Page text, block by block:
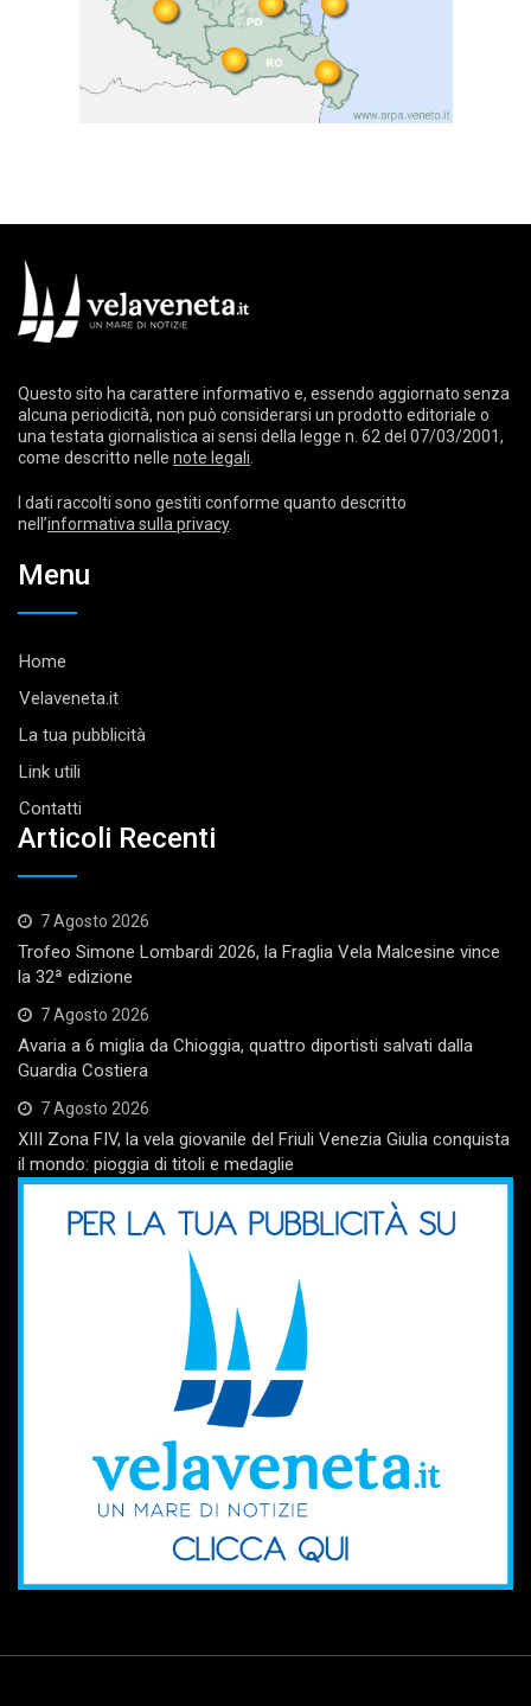
Questo sito ha carattere informativo e, essendo aggiornato senza
alcuna periodicità, non può considerarsi un prodotto editoriale o
una testata giornalistica ai sensi della legge n. 62 del 07/03/2001,
come descritto nelle note legali
I dati raccolti sono gestiti conforme quanto descritto
nell’informativa sulla privacy.
Menu
Home
Velaveneta.it
La tua pubblicità
Link utili
Contatti
Articoli Recenti
7 Agosto 2026
Trofeo Simone Lombardi 2026, la Fraglia Vela Malcesine vince
la 32ª edizione
7 Agosto 2026
Avaria a 6 miglia da Chioggia, quattro diportisti salvati dalla
Guardia Costiera
7 Agosto 2026
XIII Zona FIV, la vela giovanile del Friuli Venezia Giulia conquista
il mondo: pioggia di titoli e medaglie